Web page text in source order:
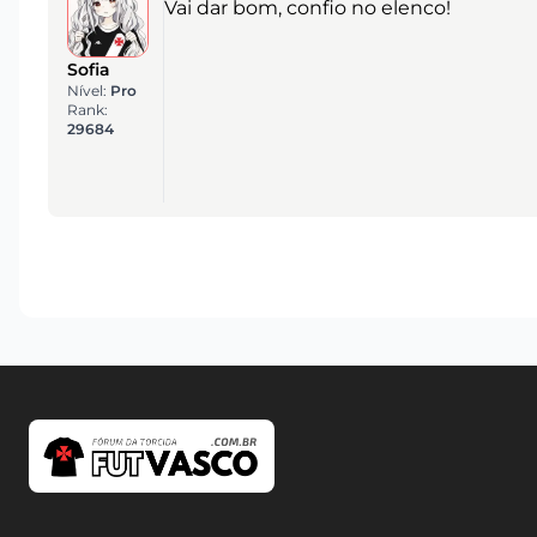
Sofia
Nível: Pro
Rank:
29684
Vai dar bom, confio no elenco!